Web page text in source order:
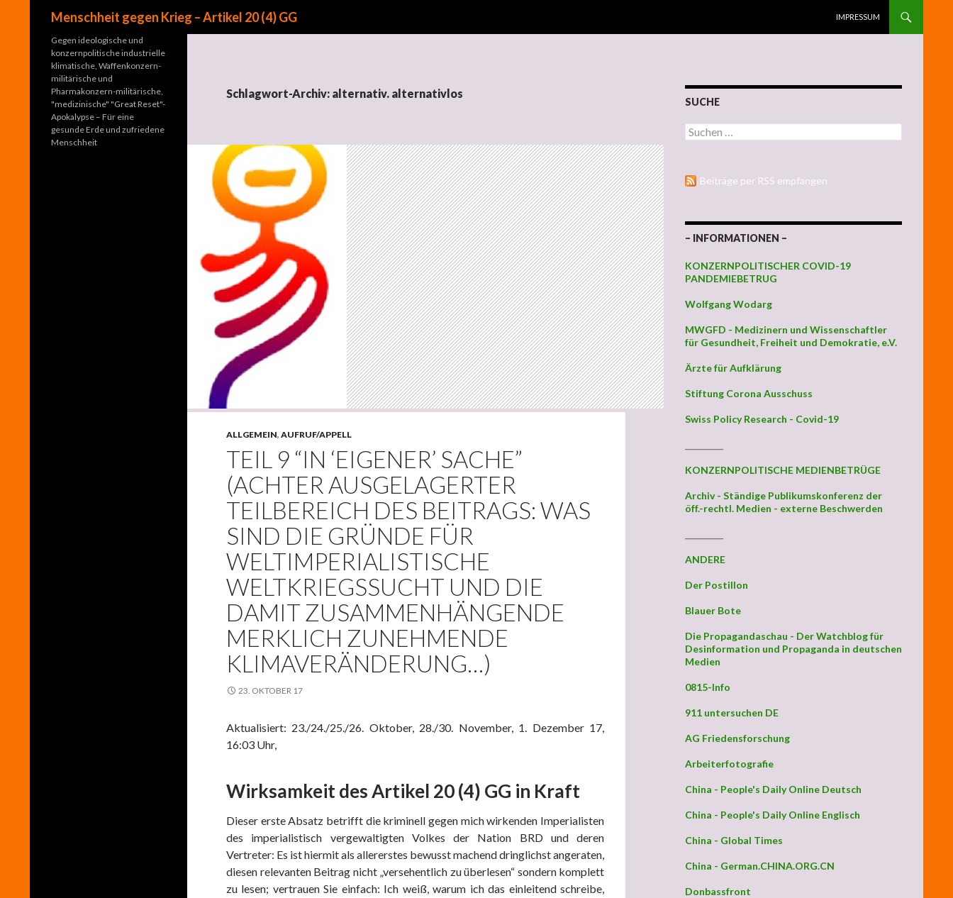
Menschheit gegen Krieg – Artikel 20 (4) GG
IMPRESSUM
Schlagwort-Archiv: alternativ. alternativlos
ALLGEMEIN, AUFRUF/APPELL
TEIL 9 “IN ‘EIGENER’ SACHE”
(ACHTER AUSGELAGERTER
TEILBEREICH DES BEITRAGS: WAS
SIND DIE GRÜNDE FÜR
WELTIMPERIALISTISCHE
WELTKRIEGSSUCHT UND DIE
DAMIT ZUSAMMENHÄNGENDE
MERKLICH ZUNEHMENDE
KLIMAVERÄNDERUNG…)
23. OKTOBER 17
Aktualisiert: 23./24./25./26. Oktober, 28./30. November, 1. Dezember 17,
16:03 Uhr,
Wirksamkeit des Artikel 20 (4) GG in Kraft
Dieser erste Absatz betrifft die kriminell gegen mich wirkenden Imperialisten
des imperialistisch vergewaltigten Volkes der Nation BRD und deren
Vertreter: Es ist hiermit als allererstes bewusst machend dringlichst angeraten,
diesen relevanten Beitrag nicht „versehentlich zu überlesen“ sondern komplett
zu lesen; vertrauen Sie einfach: Ich weiß, warum ich das einleitend schreibe,
SUCHE
Suchen nach:
Beiträge per RSS empfangen
– INFORMATIONEN –
KONZERNPOLITISCHER COVID-19
PANDEMIEBETRUG
Wolfgang Wodarg
MWGFD - Medizinern und Wissenschaftler
für Gesundheit, Freiheit und Demokratie, e.V.
Ärzte für Aufklärung
Stiftung Corona Ausschuss
Swiss Policy Research - Covid-19
KONZERNPOLITISCHE MEDIENBETRÜGE
Archiv - Ständige Publikumskonferenz der
öff.-rechtl. Medien - externe Beschwerden
ANDERE
Der Postillon
Blauer Bote
Die Propagandaschau - Der Watchblog für
Desinformation und Propaganda in deutschen
Medien
0815-Info
911 untersuchen DE
AG Friedensforschung
Arbeiterfotografie
China - People's Daily Online Deutsch
China - People's Daily Online Englisch
China - Global Times
China - German.CHINA.ORG.CN
Donbassfront
Gegen ideologische und
konzernpolitische industrielle
klimatische, Waffenkonzern-
militärische und
Pharmakonzern-militärische,
"medizinische" "Great Reset"-
Apokalypse – Für eine
gesunde Erde und zufriedene
Menschheit